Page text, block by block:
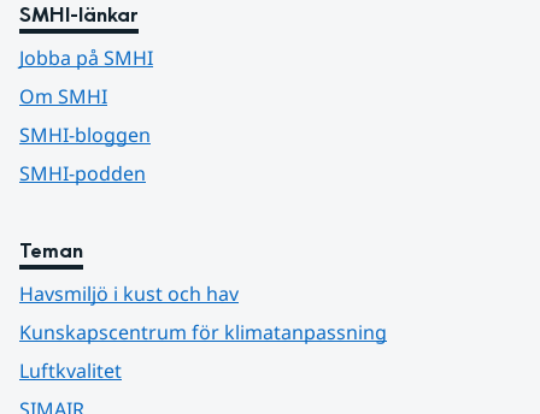
SMHI-länkar
Jobba på SMHI
Om SMHI
SMHI-bloggen
SMHI-podden
Teman
Havsmiljö i kust och hav
Kunskapscentrum för klimatanpassning
Luftkvalitet